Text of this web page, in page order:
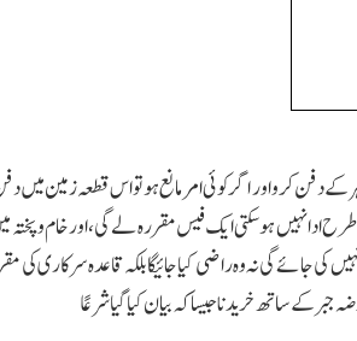
دفن کرو اور اگر کوئی امر مانع ہو تو اس قطعہ زمین میں
نہیں ہوسکتی ایك فیس مقررہ لے گی، او رخام وپختہ
نہیں کی جائے گی نہ وہ راضی کیا جائیگا بلکہ قاعدہ
جبر کے ساتھ خریدنا جیسا کہ بیان کیا گیا شرعًا